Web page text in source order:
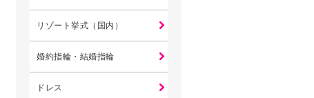
リゾート挙式（国内）
婚約指輪・結婚指輪
ドレス